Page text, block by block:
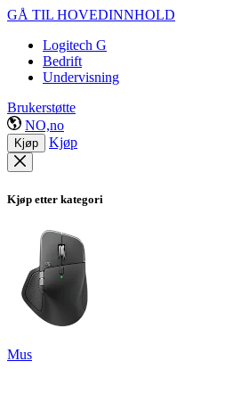
GÅ TIL HOVEDINNHOLD
Logitech G
Bedrift
Undervisning
Brukerstøtte
NO,no
Kjøp Kjøp
Kjøp etter kategori
Mus